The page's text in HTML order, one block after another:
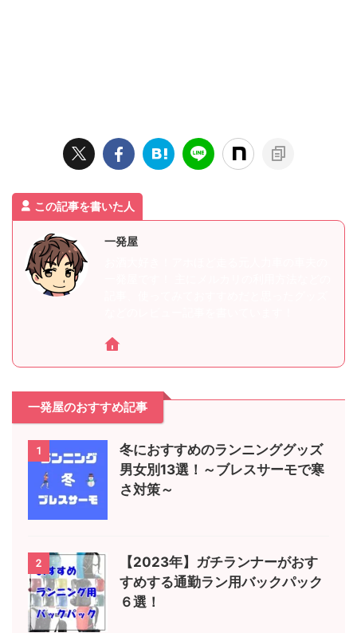
この記事を書いた人
一発屋
一発屋のおすすめ記事
1
冬におすすめのランニンググッズ
男女別13選！～ブレスサーモで寒
さ対策～
2
【2023年】ガチランナーがおす
すめする通勤ラン用バックパック
６選！